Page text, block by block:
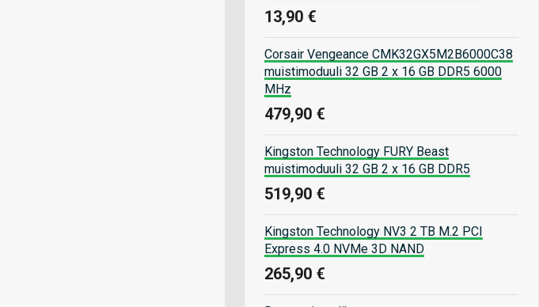
13,90 €
Corsair Vengeance CMK32GX5M2B6000C38
muistimoduuli 32 GB 2 x 16 GB DDR5 6000
MHz
479,90 €
Kingston Technology FURY Beast
muistimoduuli 32 GB 2 x 16 GB DDR5
519,90 €
Kingston Technology NV3 2 TB M.2 PCI
Express 4.0 NVMe 3D NAND
265,90 €